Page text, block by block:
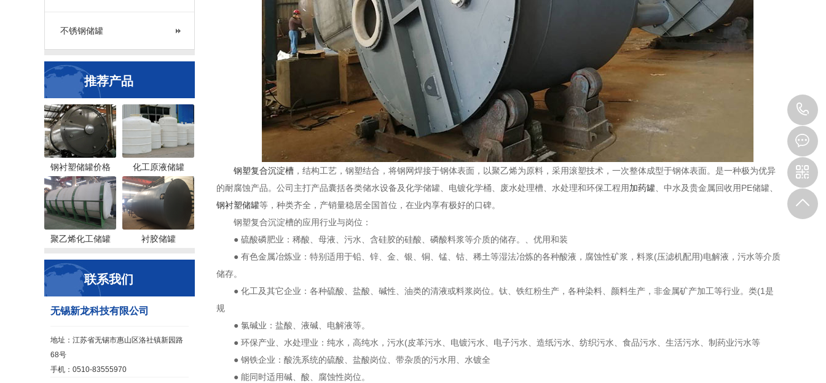
不锈钢储罐
推荐产品
钢衬塑储罐价格 化工原液储罐
聚乙烯化工储罐 衬胶储罐
联系我们
无锡新龙科技有限公司
地址：江苏省无锡市惠山区洛社镇新园路
68号
手机：0510-83555970
钢塑复合沉淀槽 ，结构工艺，钢塑结合，将钢网焊接于钢体表面，以聚乙烯为原料，采用滚塑技术，一次整体成型于钢体表面。是一种极为优异
的耐腐蚀产品。公司主打产品囊括各类储水设备及化学储罐、电镀化学桶、废水处理槽、水处理和环保工程用加药罐 、中水及贵金属回收用PE储罐、
钢衬塑储罐等，种类齐全，产销量稳居全国首位，在业内享有极好的口碑。
钢塑复合沉淀槽的应用行业与岗位：
● 硫酸磷肥业：稀酸、母液、污水、含硅胶的硅酸、磷酸料浆等介质的储存。、优用和装
● 有色金属冶炼业：特别适用于铅、锌、金、银、铜、锰、钴、稀土等湿法冶炼的各种酸液，腐蚀性矿浆，料浆(压滤机配用)电解液，污水等介质
储存。
● 化工及其它企业：各种硫酸、盐酸、碱性、油类的清液或料浆岗位。钛、铁红粉生产，各种染料、颜料生产，非金属矿产加工等行业。类(1是
规
● 氯碱业：盐酸、液碱、电解液等。
● 环保产业、水处理业：纯水，高纯水，污水(皮革污水、电镀污水、电子污水、造纸污水、纺织污水、食品污水、生活污水、制药业污水等
● 钢铁企业：酸洗系统的硫酸、盐酸岗位、带杂质的污水用、水镀全
● 能同时适用碱、酸、腐蚀性岗位。